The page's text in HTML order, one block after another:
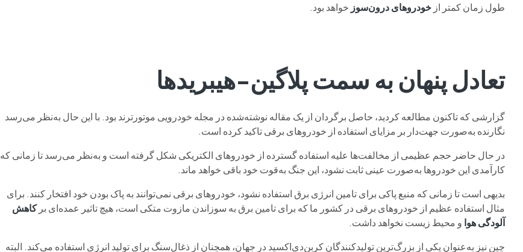
طول زمان کمتر از خودروهای درون‌سوز خواهد بود.
تعادل پنهان به سمت پلاگین-هیبریدها
گزارشی که تاکنون مطالعه کردید، حاصل برگردان از یک مقاله نوشته‌شده در مجله خودرویی موتورترند بود. با این حال به‌نظر می‌رسد
نگارنده به‌صورت جهت‌دار بر مزایای استفاده از خودروهای برقی تاکید کرده است.
در حال حاضر حجم عظیمی از مخالفت‌ها علیه استفاده گسترده از خودروهای الکتریکی شکل گرفته است و به‌نظر می‌رسد تا زمانی که
کارآمدی این خودروها به‌صورت عینی ثابت نشود، این جنگ به‌قوت خود باقی خواهد ماند.
بدیهی است تا زمانی که منبع پاکی برای تامین انرژی برق استفاده نشود، خودروهای برقی نمی‌توانند به پاک ‌بودن خود افتخار کنند. برای
مثال استفاده عظیم از خودروهای برقی در کشور ما که برای تامین برق به سوزاندن مازوت متکی است، هیچ تاثیر عمده‌ای برکاهش
آلودگی هوا و محیط‌ زیست نخواهد داشت.
چین نیز به‌عنوان یکی از بزرگ‌ترین تولیدکنندگان کربن‌دی‌اکسید در جهان، همچنان از ذغال‌سنگ برای تولید انرژی استفاده می‌کند. البته